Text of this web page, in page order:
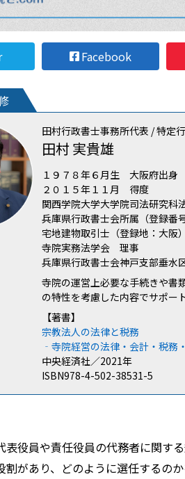
Facebook
田村行政書士事務所代表 / 特定
田村 実貴雄
１９７８年６月生 大阪府出身
２０１５年１１月 得度
関西学院大学大学院司法研究科
兵庫県行政書士会所属（登録番
宅地建物取引士（登録地：大阪）
寺院実務法学会 理事
兵庫県行政書士会神戸支部垂水
寺院の運営上必要な手続きや書
の特性を考慮した内容でサポー
【著書】
宗教法人の法律と税務
‐寺院経営の法律・会計・税務
中央経済社／2021年
ISBN978-4-502-38531-5
表役員や責任役員の代務者に関す
割があり、どのように選任するのか